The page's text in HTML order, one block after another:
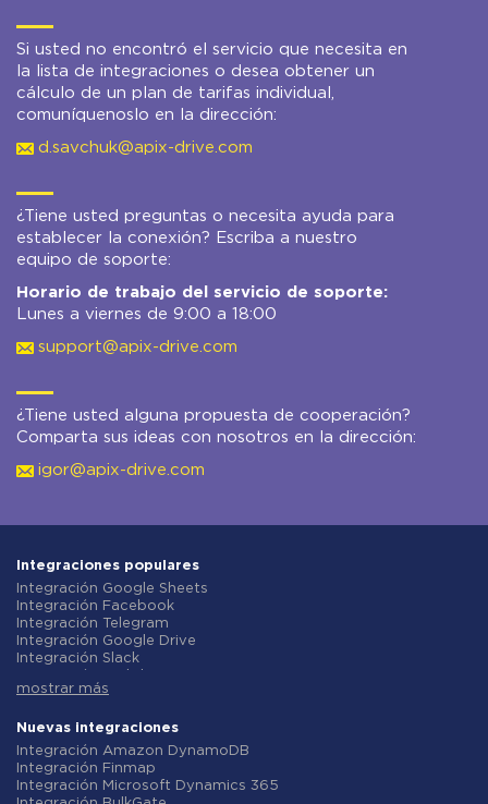
Si usted no encontró el servicio que necesita en
la lista de integraciones o desea obtener un
cálculo de un plan de tarifas individual,
comuníquenoslo en la dirección:
d.savchuk@apix-drive.com
¿Tiene usted preguntas o necesita ayuda para
establecer la conexión? Escriba a nuestro
equipo de soporte:
Horario de trabajo del servicio de soporte:
Lunes a viernes de 9:00 a 18:00
support@apix-drive.com
¿Tiene usted alguna propuesta de cooperación?
Comparta sus ideas con nosotros en la dirección:
igor@apix-drive.com
Integraciones populares
Integración Google Sheets
Integración Facebook
Integración Telegram
Integración Google Drive
Integración Slack
Integración Gmail
Integración ClickUp
Integración Airtable
Integración Google Contacts
Integración OpenAI (ChatGPT)
Integración Instagram
mostrar más
Nuevas integraciones
Integración Amazon DynamoDB
Integración Finmap
Integración Microsoft Dynamics 365